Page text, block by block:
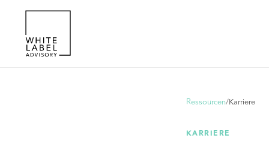
Ressourcen/Karriere
KARRIERE